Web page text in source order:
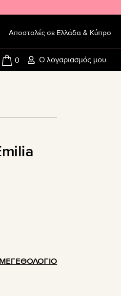
Αποστολές σε Ελλάδα & Κύπρο
Ο λογαριασμός μου
0
ΜΕΓΕΘΟΛΟΓΙΟ